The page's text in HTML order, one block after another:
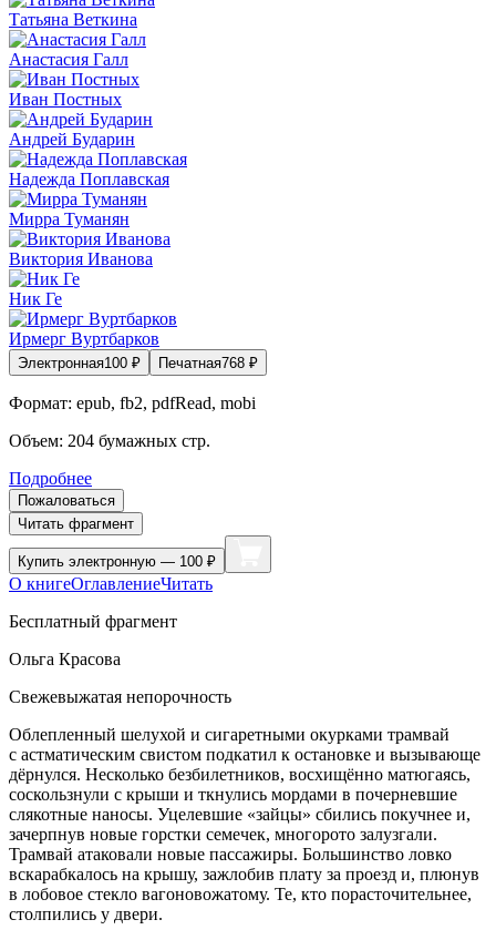
Татьяна Веткина
Анастасия Галл
Иван Постных
Андрей Бударин
Надежда Поплавская
Мирра Туманян
Виктория Иванова
Ник Ге
Ирмерг Вуртбарков
Электронная100 ₽ Печатная768 ₽
Формат: epub, fb2, pdfRead, mobi
Объем: 204 бумажных стр.
Подробнее
Пожаловаться
Читать фрагмент
Купить электронную — 100 ₽
О книгеОглавлениеЧитать
Бесплатный фрагмент
Ольга Красова
Свежевыжатая непорочность
Облепленный шелухой и сигаретными окурками трамвай
с астматическим свистом подкатил к остановке и вызывающе
дёрнулся. Несколько безбилетников, восхищённо матюгаясь,
соскользнули с крыши и ткнулись мордами в почерневшие
слякотные наносы. Уцелевшие «зайцы» сбились покучнее и,
зачерпнув новые горстки семечек, многорото залузгали.
Трамвай атаковали новые пассажиры. Большинство ловко
вскарабкалось на крышу, зажлобив плату за проезд и, плюнув
в лобовое стекло вагоновожатому. Те, кто порасточительнее,
столпились у двери.